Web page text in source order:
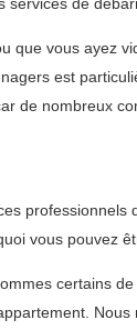
services de
vous ayez
est
de nombreux
vous pouvez
certains